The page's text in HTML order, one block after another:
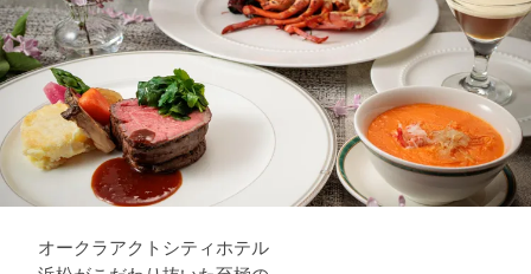
オークラアクトシティホテル